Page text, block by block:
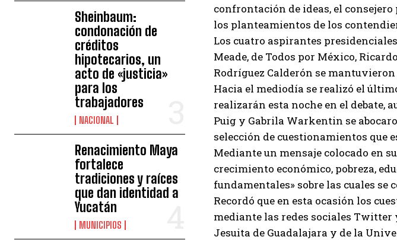
Sheinbaum:
condonación de
créditos
hipotecarios, un
acto de «justicia»
para los
trabajadores
NACIONAL
Renacimiento Maya
fortalece
tradiciones y raíces
que dan identidad a
Yucatán
MUNICIPIOS
confrontación de ideas, el
los planteamientos de los
Los cuatro aspirantes
Meade, de Todos por México,
Rodríguez Calderón se
Hacia el mediodía se realizó el
realizarán esta noche en el debate,
Puig y Gabrila Warkentin se
selección de cuestionamientos que
Mediante un mensaje colocado en
crecimiento económico, pobreza,
fundamentales» sobre las cuales se
Recordó que en esta ocasión los
mediante las redes sociales Twitter
Jesuita de Guadalajara y de la